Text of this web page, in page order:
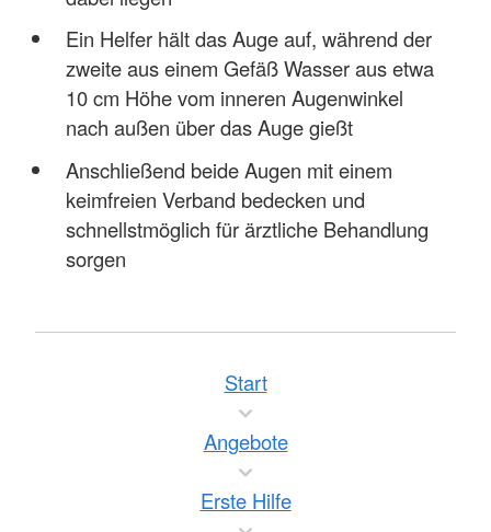
Ein Helfer hält das Auge auf, während der
zweite aus einem Gefäß Wasser aus etwa
10 cm Höhe vom inneren Augenwinkel
nach außen über das Auge gießt
Anschließend beide Augen mit einem
keimfreien Verband bedecken und
schnellstmöglich für ärztliche Behandlung
sorgen
Start
Angebote
Erste Hilfe